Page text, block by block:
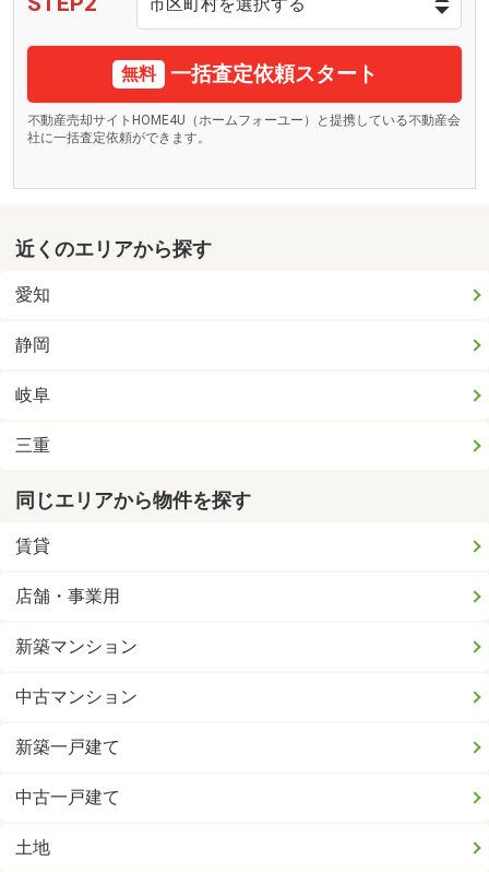
無料 一括査定依頼スタート
不動産売却サイトHOME4U（ホームフォーユー）と提携している不動産会
社に一括査定依頼ができます。
近くのエリアから探す
愛知
静岡
岐阜
三重
同じエリアから物件を探す
賃貸
店舗・事業用
新築マンション
中古マンション
新築一戸建て
中古一戸建て
土地